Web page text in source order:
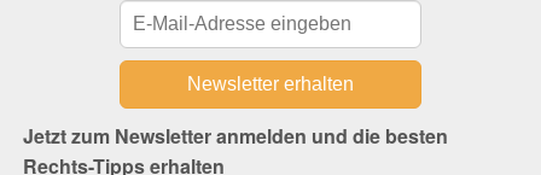
Jetzt zum Newsletter anmelden und die besten
Rechts-Tipps erhalten